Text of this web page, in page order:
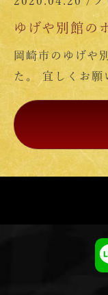
ゆげや別館の
岡崎市のゆげや
た。 宜しくお願